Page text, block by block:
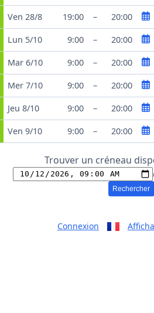
Ven 28/8 19:00 – 20:00
Lun 5/10 9:00 – 20:00
Mar 6/10 9:00 – 20:00
Mer 7/10 9:00 – 20:00
Jeu 8/10 9:00 – 20:00
Ven 9/10 9:00 – 20:00
Trouver un créneau
Rechercher
Connexion